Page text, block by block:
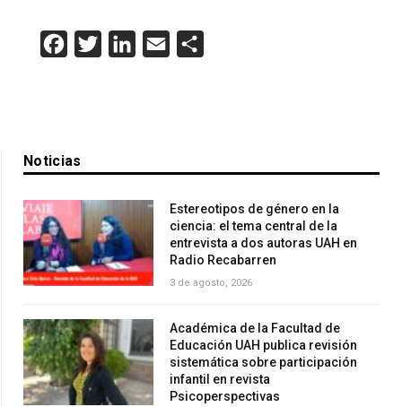
Facebook
Twitter LinkedInEmail
Noticias
Estereotipos de género en la
ciencia: el tema central de la
entrevista a dos autoras UAH en
Radio Recabarren
3 de agosto, 2026
Académica de la Facultad de
Educación UAH publica revisión
sistemática sobre participación
infantil en revista
Psicoperspectivas